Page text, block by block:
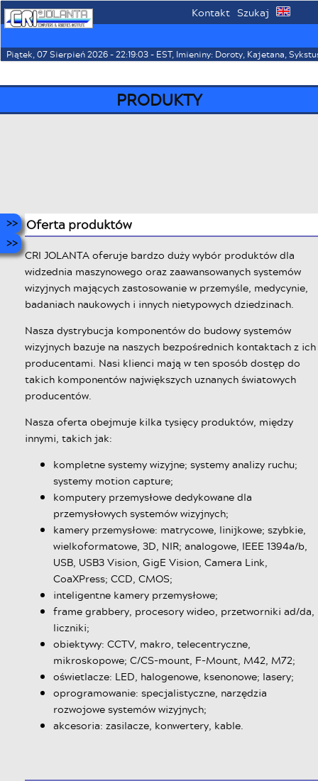
Kontakt Szukaj
Piątek, 07 Sierpień 2026 - 22:19:03 - EST, Imieniny: Doroty, Kajetana,
PRODUKTY
Oferta produktów
CRI JOLANTA oferuje bardzo duży wybór produktów dla
widzednia maszynowego oraz zaawansowanych systemów
wizyjnych mających zastosowanie w przemyśle, medycynie,
badaniach naukowych i innych nietypowych dziedzinach.
Nasza dystrybucja komponentów do budowy systemów
wizyjnych bazuje na naszych bezpośrednich kontaktach z ich
producentami. Nasi klienci mają w ten sposób dostęp do
takich komponentów największych uznanych światowych
producentów.
Nasza oferta obejmuje kilka tysięcy produktów, między
innymi, takich jak:
kompletne systemy wizyjne; systemy analizy ruchu;
systemy motion capture;
komputery przemysłowe dedykowane dla
przemysłowych systemów wizyjnych;
kamery przemysłowe: matrycowe, linijkowe; szybkie,
wielkoformatowe, 3D, NIR; analogowe, IEEE 1394a/b,
USB, USB3 Vision, GigE Vision, Camera Link,
CoaXPress; CCD, CMOS;
inteligentne kamery przemysłowe;
frame grabbery, procesory wideo, przetworniki ad/da,
liczniki;
obiektywy: CCTV, makro, telecentryczne,
mikroskopowe; C/CS-mount, F-Mount, M42, M72;
oświetlacze: LED, halogenowe, ksenonowe; lasery;
oprogramowanie: specjalistyczne, narzędzia
rozwojowe systemów wizyjnych;
akcesoria: zasilacze, konwertery, kable.